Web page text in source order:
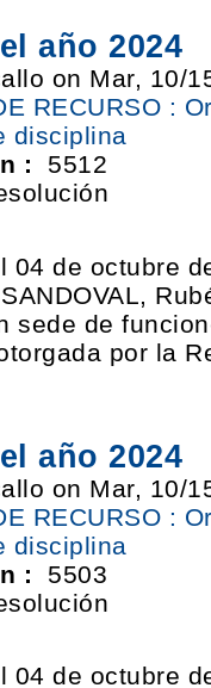
año 2024
on Mar, 10/
RECURSO :
disciplina
:
5512
04 de octubre
sede de
por la
año 2024
on Mar, 10/
RECURSO :
disciplina
:
5503
04 de octubre